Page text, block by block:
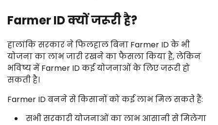
FarmerIDक्योंजरूरीहै?
हालांकिसरकारनेफिलहालबिना Farmer IDके भी
योजनाकालाभजारीरखनेकाफैसलाकियाहै,लेकिन
भविष्यमें Farmer IDकईयोजनाओंकेलिएजरूरीहो
सकतीहै।
Farmer IDबननेसेकिसानोंकोकईलाभमिलसकतेहैं:
सभीसरकारीयोजनाओंकालाभआसानीसेमिलेगा